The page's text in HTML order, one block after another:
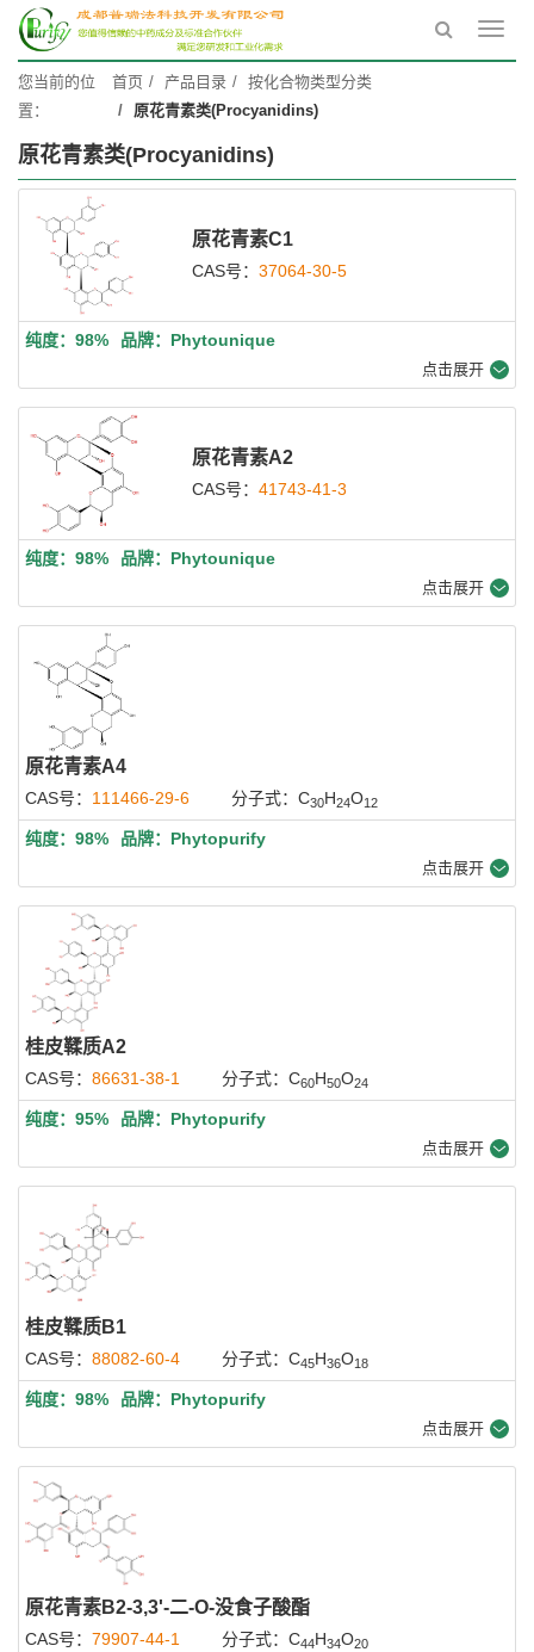
您当前的位
置：
首页 产品目录
按化合物类型分类
原花青素类(Procyanidins)
原花青素类(Procyanidins)
原花青素C1
CAS号： 37064-30-5
纯度：98% 品牌：Phytounique
点击展开
原花青素A2
CAS号： 41743-41-3
纯度：98% 品牌：Phytounique
点击展开
原花青素A4
CAS号： 111466-29-6 分子式：C30H24O12
纯度：98% 品牌：Phytopurify
点击展开
桂皮鞣质A2
CAS号： 86631-38-1 分子式：C60H50O24
纯度：95% 品牌：Phytopurify
点击展开
桂皮鞣质B1
CAS号： 88082-60-4 分子式：C45H36O18
纯度：98% 品牌：Phytopurify
点击展开
原花青素B2-3,3'-二-O-没食子酸酯
CAS号： 79907-44-1 分子式：C44H34O20